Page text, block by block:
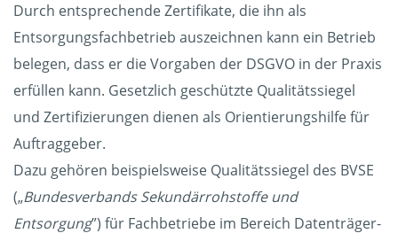
Durch entsprechende Zertifikate, die ihn als
Entsorgungsfachbetrieb auszeichnen kann ein Betrieb
belegen, dass er die Vorgaben der DSGVO in der Praxis
erfüllen kann. Gesetzlich geschützte Qualitätssiegel
und Zertifizierungen dienen als Orientierungshilfe für
Auftraggeber.
Dazu gehören beispielsweise Qualitätssiegel des BVSE
(„Bundesverbands Sekundärrohstoffe und
Entsorgung”) für Fachbetriebe im Bereich Datenträger-